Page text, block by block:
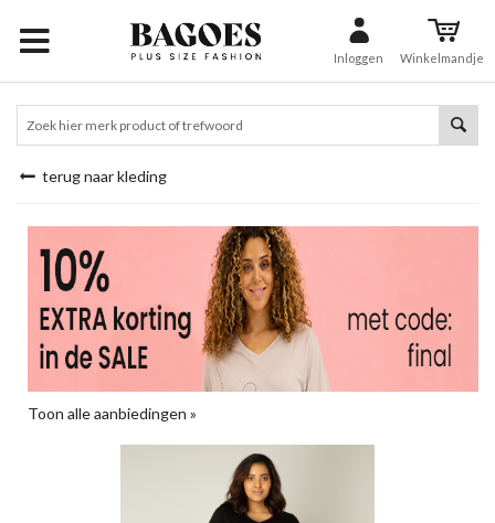
Inloggen Winkelmandje
terug naar kleding
Toon alle aanbiedingen »